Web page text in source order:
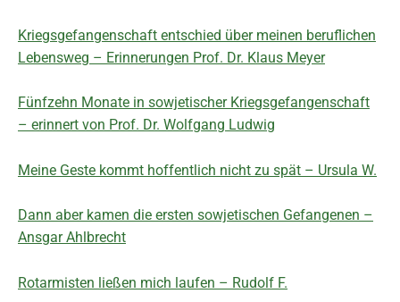
Kriegsgefangenschaft entschied über meinen beruflichen
Lebensweg – Erinnerungen Prof. Dr. Klaus Meyer
Fünfzehn Monate in sowjetischer Kriegsgefangenschaft
– erinnert von Prof. Dr. Wolfgang Ludwig
Meine Geste kommt hoffentlich nicht zu spät – Ursula W.
Dann aber kamen die ersten sowjetischen Gefangenen –
Ansgar Ahlbrecht
Rotarmisten ließen mich laufen – Rudolf F.